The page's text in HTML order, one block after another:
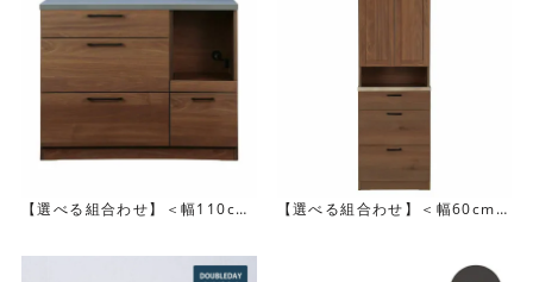
カウンター天板の内寸は約55.5cmあります。家電類を収め
【選べる組合わせ】＜幅110cm
【選べる組合わせ】＜幅60cm＞